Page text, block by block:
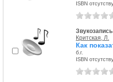
ISBN
Критская, Л.
Как
б.г.
ISBN